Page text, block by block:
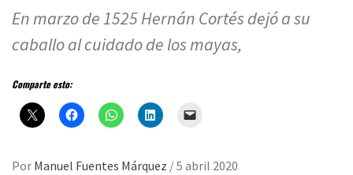
En marzo de 1525 Hernán Cortés dejó a su
caballo al cuidado de los mayas,
Comparte esto:
Por Manuel Fuentes Márquez /5 abril 2020